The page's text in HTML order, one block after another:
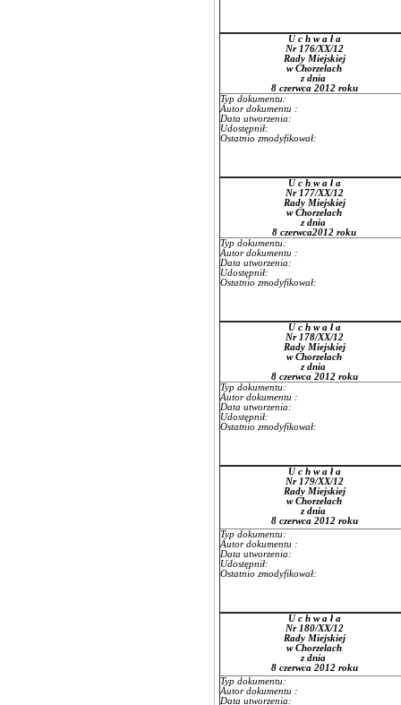
U c h w a ł a
Nr 176/XX/12
Rady Miejskiej
w Chorzelach
z dnia
8 czerwca 2012 roku
Typ dokumentu:
Autor dokumentu :
Data utworzenia:
Udostępnił:
Ostatnio zmodyfikował:
U c h w a ł a
Nr 177/XX/12
Rady Miejskiej
w Chorzelach
z dnia
8 czerwca2012 roku
Typ dokumentu:
Autor dokumentu :
Data utworzenia:
Udostępnił:
Ostatnio zmodyfikował:
U c h w a ł a
Nr 178/XX/12
Rady Miejskiej
w Chorzelach
z dnia
8 czerwca 2012 roku
Typ dokumentu:
Autor dokumentu :
Data utworzenia:
Udostępnił:
Ostatnio zmodyfikował:
U c h w a ł a
Nr 179/XX/12
Rady Miejskiej
w Chorzelach
z dnia
8 czerwca 2012 roku
Typ dokumentu:
Autor dokumentu :
Data utworzenia:
Udostępnił:
Ostatnio zmodyfikował:
U c h w a ł a
Nr 180/XX/12
Rady Miejskiej
w Chorzelach
z dnia
8 czerwca 2012 roku
Typ dokumentu:
Autor dokumentu :
Data utworzenia: